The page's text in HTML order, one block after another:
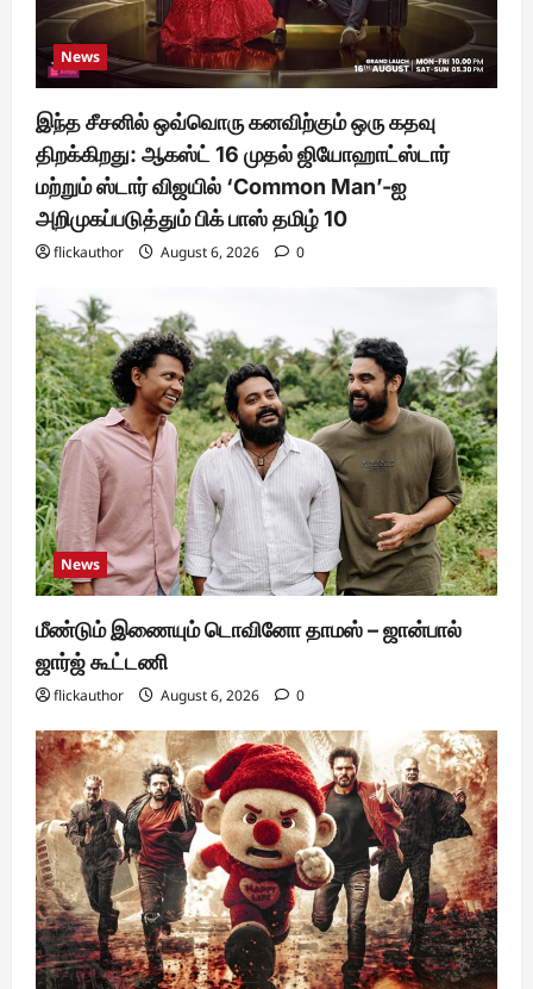
News
இந்த சீசனில் ஒவ்வொரு கனவிற்கும் ஒரு கதவு
திறக்கிறது: ஆகஸ்ட் 16 முதல் ஜியோஹாட்ஸ்டார்
மற்றும் ஸ்டார் விஜயில் ‘Common Man’-ஐ
அறிமுகப்படுத்தும் பிக் பாஸ் தமிழ் 10
flickauthor August 6, 2026 0
News
மீண்டும் இணையும் டொவினோ தாமஸ் – ஜான்பால்
ஜார்ஜ் கூட்டணி
flickauthor August 6, 2026 0